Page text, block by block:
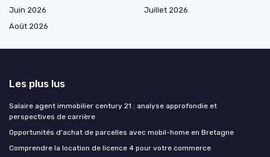
Juin 2026
Juillet 2026
Août 2026
Les plus lus
Salaire agent immobilier century 21 : analyse approfondie et
perspectives de carrière
Opportunités d'achat de parcelles avec mobil-home en Bretagne
Comprendre la location de licence 4 pour votre commerce